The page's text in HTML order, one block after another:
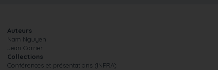
Auteurs
Nam Nguyen
Jean Carrier
Collections
Conférences et présentations (INFRA)